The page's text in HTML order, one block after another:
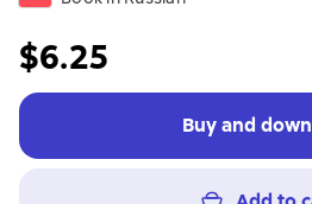
$6.25
Buy and